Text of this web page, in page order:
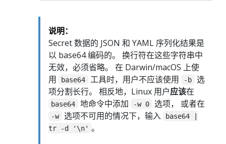
说明：
Secret 数据的 JSON 和 YAML 序列化结果是
以 base64 编码的。 换行符在这些字符串中
无效，必须省略。 在 Darwin/macOS 上使
用
base64 工具时，用户不应该使用 -b
选
项分割长行。 相反地，Linux 用户应该在
base64 地命令中添加 -w 0 选项， 或者在
-w 选项不可用的情况下，输入
base64 |
tr -d '\n' 。